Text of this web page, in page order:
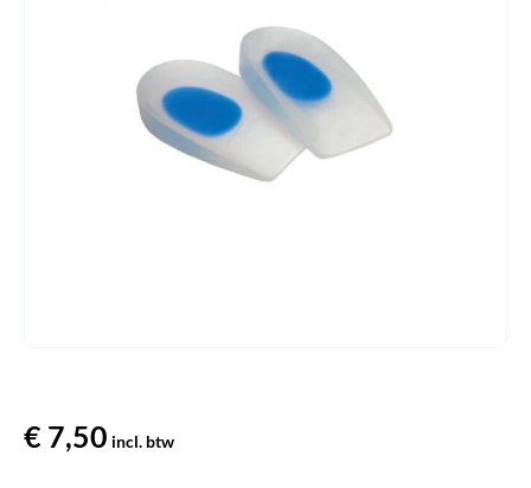
€ 7,50 incl. btw